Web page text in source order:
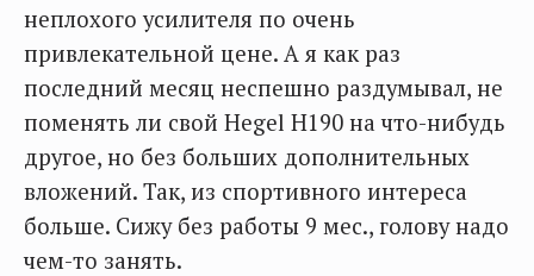
неплохого усилителя по очень
привлекательной цене. А я как раз
последний месяц неспешно раздумывал, не
поменять ли свой Hegel H190 на что-нибудь
другое, но без больших дополнительных
вложений. Так, из спортивного интереса
больше. Сижу без работы 9 мес., голову надо
чем-то занять.